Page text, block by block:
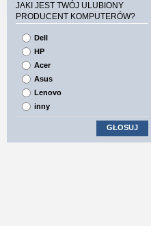
JAKI JEST TWÓJ ULUBIONY
PRODUCENT KOMPUTERÓW?
Dell
HP
Acer
Asus
Lenovo
inny
GŁOSUJ